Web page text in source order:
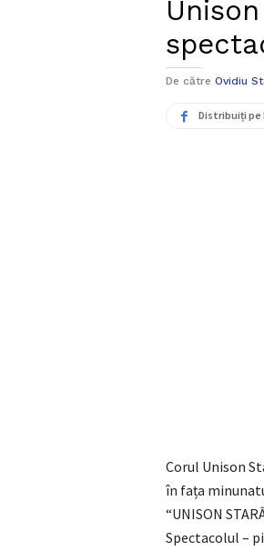
De către Ovidiu
Distribuiți pe
Corul Unison
în fața
“UNISON
Spectacolul –